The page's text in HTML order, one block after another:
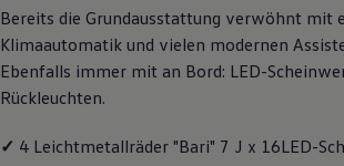
Handy und Fahrzeug
Updates für Software,
Über Ihr Auto
Vorgängermodelle
Warn- und
Bereits die Grundausstattung verwöhnt mit
Klimaautomatik und vielen modernen
Ebenfalls immer mit an Bord: LED-
Rückleuchten.
✓ 4 Leichtmetallräder "Bari" 7 J x 16LED-